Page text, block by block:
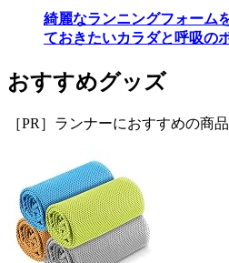
綺麗なランニングフォーム
ておきたいカラダと呼吸の
おすすめグッズ
［PR］ランナーにおすすめの商